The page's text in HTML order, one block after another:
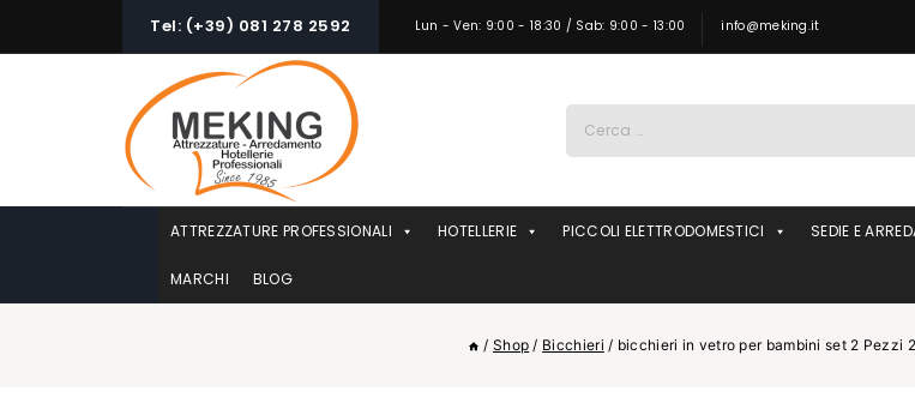
Tel: (+39) 081 278 2592 Lun - Ven: 9:00 - 18:30 / Sab: 9:00 - 13:00 info@meking.it
per:
ATTREZZATURE PROFESSIONALI HOTELLERIE PICCOLI ELETTRODOMESTICI SEDIE E
MARCHI BLOG
/ Shop / Bicchieri / bicchieri in vetro per bambini set 2 Pezzi